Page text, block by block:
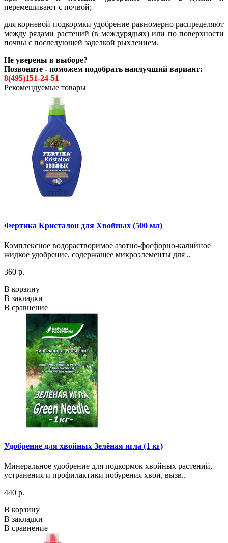
перемешивают с почвой;
для корневой подкормки удобрение равномерно распределяют
между рядами растений (в междурядьях) или по поверхности
почвы с последующей заделкой рыхлением.
Не уверены в выборе?
Позвоните - поможем подобрать наилучший вариант:
8(495)151-24-51
Рекомендуемые товары
Фертика Кристалон для Хвойных (500 мл)
Комплексное водорастворимое азотно-фосфорно-калийное
жидкое удобрение, содержащее микроэлементы для ..
360 р.
В корзину
В закладки
В сравнение
Удобрение для хвойных Зелёная игла (1 кг)
Минеральное удобрение для подкормок хвойных растений,
устранения и профилактики побурения хвои, вызв..
440 р.
В корзину
В закладки
В сравнение